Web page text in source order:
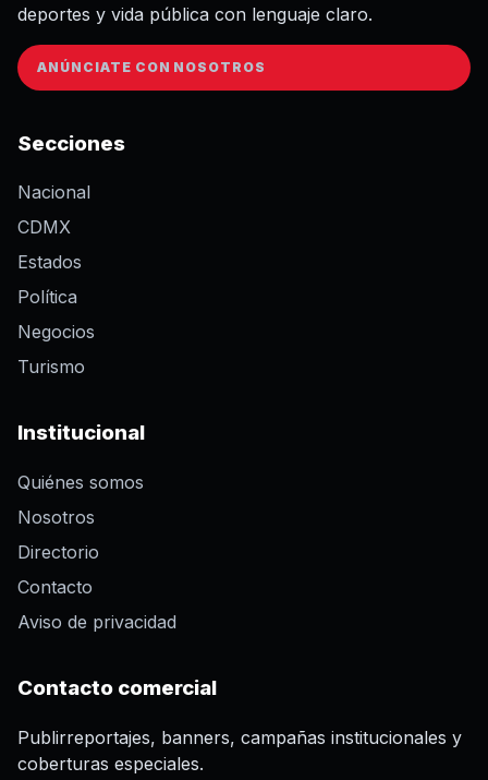
deportes y vida pública con lenguaje claro.
ANÚNCIATE CON NOSOTROS
Secciones
Nacional
CDMX
Estados
Política
Negocios
Turismo
Institucional
Quiénes somos
Nosotros
Directorio
Contacto
Aviso de privacidad
Contacto comercial
Publirreportajes, banners, campañas institucionales y
coberturas especiales.